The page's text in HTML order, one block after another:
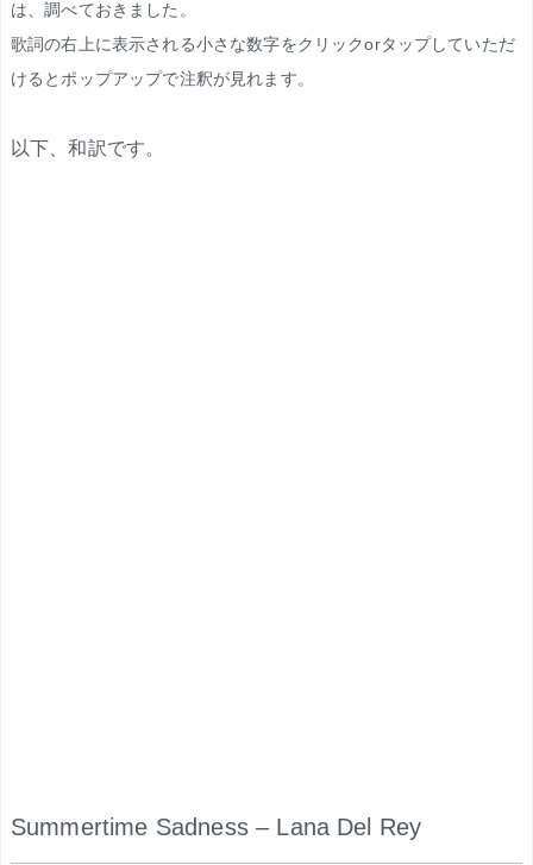
は、調べておきました。
歌詞の右上に表示される小さな数字をクリックorタップしていただ
けるとポップアップで注釈が見れます。
以下、和訳です。
Summertime Sadness – Lana Del Rey